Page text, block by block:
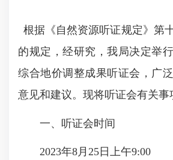
根据《自然资源听证规定》第
的规定，经研究，我局决定举
综合地价调整成果听证会，广
意见和建议。现将听证会有关事
一、听证会时间
2023年8月25日上午9:00